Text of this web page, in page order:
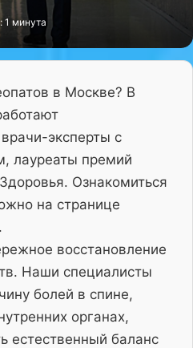
1 минута
в Москве? В
эксперты с
лауреаты премий
Ознакомиться
на странице
.
восстановление
Наши специалисты
болей в спине,
органах,
естественный баланс